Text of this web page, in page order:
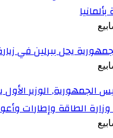
يحل ببرلين في
الجمهورية, الوزير
وزارة الطاقة وإطارات